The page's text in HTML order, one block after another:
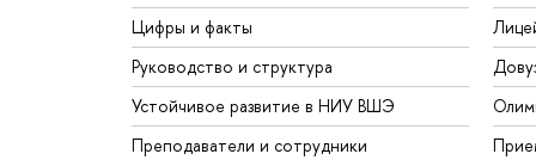
Цифры и факты
Руководство и структура
Устойчивое развитие в НИУ ВШЭ
Преподаватели и сотрудники